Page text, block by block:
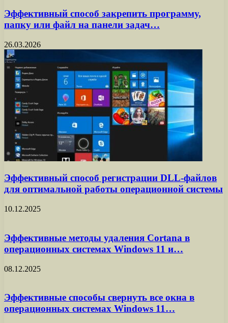
Эффективный способ закрепить программу,
папку или файл на панели задач…
26.03.2026
Эффективный способ регистрации DLL-файлов
для оптимальной работы операционной системы
10.12.2025
Эффективные методы удаления Cortana в
операционных системах Windows 11 и…
08.12.2025
Эффективные способы свернуть все окна в
операционных системах Windows 11…